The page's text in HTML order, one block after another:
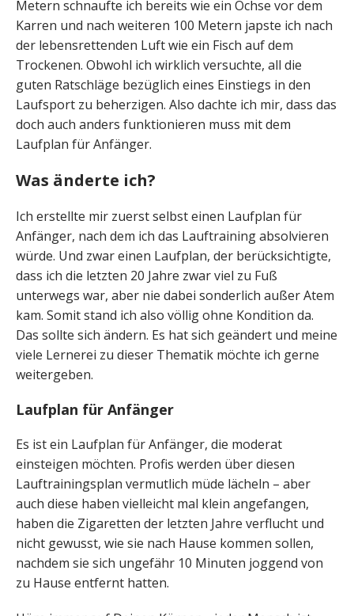
Metern schnaufte ich bereits wie ein Ochse vor dem
Karren und nach weiteren 100 Metern japste ich nach
der lebensrettenden Luft wie ein Fisch auf dem
Trockenen. Obwohl ich wirklich versuchte, all die
guten Ratschläge bezüglich eines Einstiegs in den
Laufsport zu beherzigen. Also dachte ich mir, dass das
doch auch anders funktionieren muss mit dem
Laufplan für Anfänger.
Was änderte ich?
Ich erstellte mir zuerst selbst einen Laufplan für
Anfänger, nach dem ich das Lauftraining absolvieren
würde. Und zwar einen Laufplan, der berücksichtigte,
dass ich die letzten 20 Jahre zwar viel zu Fuß
unterwegs war, aber nie dabei sonderlich außer Atem
kam. Somit stand ich also völlig ohne Kondition da.
Das sollte sich ändern. Es hat sich geändert und meine
viele Lernerei zu dieser Thematik möchte ich gerne
weitergeben.
Laufplan für Anfänger
Es ist ein Laufplan für Anfänger, die moderat
einsteigen möchten. Profis werden über diesen
Lauftrainingsplan vermutlich müde lächeln – aber
auch diese haben vielleicht mal klein angefangen,
haben die Zigaretten der letzten Jahre verflucht und
nicht gewusst, wie sie nach Hause kommen sollen,
nachdem sie sich ungefähr 10 Minuten joggend von
zu Hause entfernt hatten.